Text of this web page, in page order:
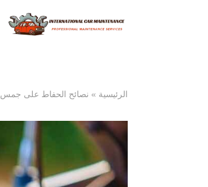
الرئيسية » نصائح الحفاط على جمس